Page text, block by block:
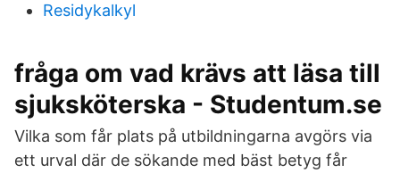
Residykalkyl
fråga om vad krävs att läsa till
sjuksköterska - Studentum.se
Vilka som får plats på utbildningarna avgörs via
ett urval där de sökande med bäst betyg får